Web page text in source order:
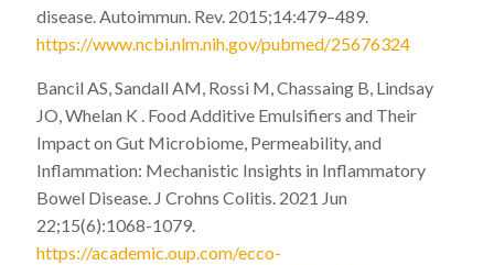
disease. Autoimmun. Rev. 2015;14:479–489.
https://www.ncbi.nlm.nih.gov/pubmed/25676324
Bancil AS, Sandall AM, Rossi M, Chassaing B, Lindsay
JO, Whelan K . Food Additive Emulsifiers and Their
Impact on Gut Microbiome, Permeability, and
Inflammation: Mechanistic Insights in Inflammatory
Bowel Disease. J Crohns Colitis. 2021 Jun
22;15(6):1068-1079.
https://academic.oup.com/ecco-